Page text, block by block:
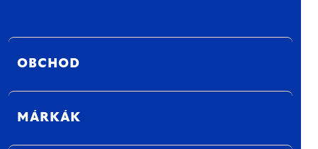
OBCHOD
MÁRKÁK